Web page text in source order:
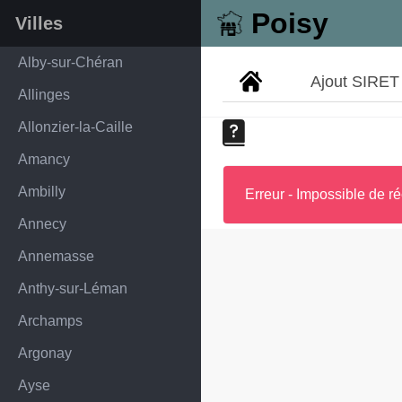
Poisy
Villes
Alby-sur-Chéran
Allinges
Allonzier-la-Caille
Amancy
Ambilly
Annecy
Annemasse
Anthy-sur-Léman
Archamps
Argonay
Ayse
Ajout SIRET
Erreur - Impossible de